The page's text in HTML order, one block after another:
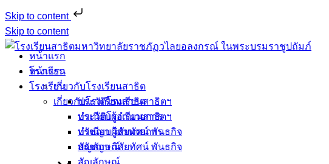
Skip to content
Skip to content
หน้าแรก
โรงเรียน
เกี่ยวกับโรงเรียนสาธิต
ประวัติโรงเรียนสาธิตฯ
ทำเนียบผู้อำนวยการ
ปรัชญา วิสัยทัศน์ พันธกิจ
สัญลักษณ์
หน้าแรก
โรงเรียน
เกี่ยวกับโรงเรียนสาธิต
ประวัติโรงเรียนสาธิตฯ
ทำเนียบผู้อำนวยการ
ปรัชญา วิสัยทัศน์ พันธกิจ
สัญลักษณ์